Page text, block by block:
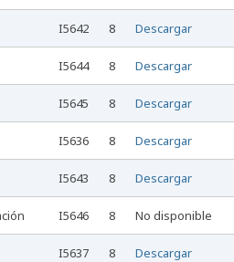
I5642 8 Descargar
I5644 8 Descargar
I5645 8 Descargar
I5636 8 Descargar
I5643 8 Descargar
I5646 8 No disponible
I5637 8 Descargar